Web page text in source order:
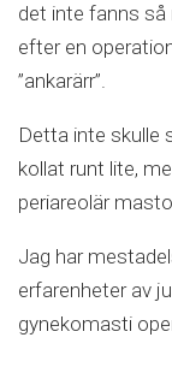
det inte fanns
efter en
”ankarärr”.
Detta inte skulle
kollat runt lite,
periareolär
Jag har
erfarenheter av
gynekomasti